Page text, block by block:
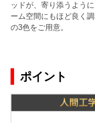
ッドが、寄り添うよう
ーム空間にもほど良く
の3色をご用意。
ポイント